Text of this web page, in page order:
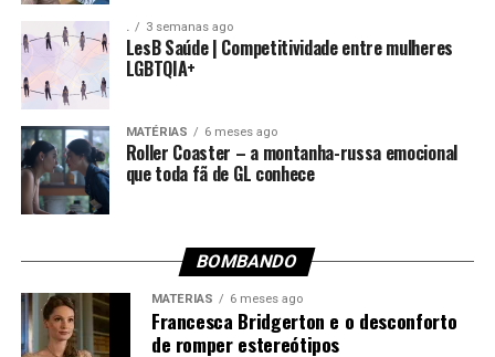
. 3 semanas ago
LesB Saúde | Competitividade entre mulheres
LGBTQIA+
MATÉRIAS 6 meses ago
Roller Coaster – a montanha-russa emocional
que toda fã de GL conhece
BOMBANDO
MATÉRIAS 6 meses ago
Francesca Bridgerton e o desconforto
de romper estereótipos